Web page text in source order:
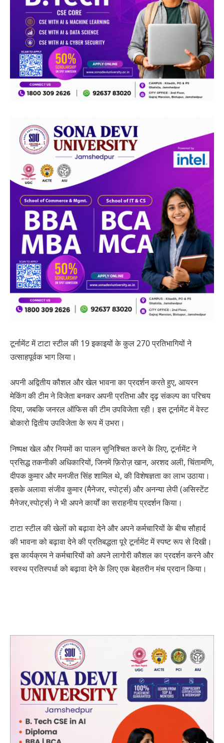
टूर्नामेंट में टाटा स्टील की 19 इकाइयों के कुल 270 प्रतिभागियों ने
उत्साहपूर्वक भाग लिया।
अपनी अद्वितीय कौशल और खेल भावना का प्रदर्शन करते हुए, आयरन
मेकिंग की टीम ने विजेता बनकर अपनी प्रतिभा और दृढ़ संकल्प का परिचय
दिया, जबकि जनरल ऑफिस की टीम उपविजेता रही। इस टूर्नामेंट में वेस्ट
बोकारो द्वितीय उपविजेता के रूप में उभरा।
निष्पक्ष खेल और नियमों का पालन सुनिश्चित करने के लिए, टूर्नामेंट ने
प्रसिद्ध तकनीकी अधिकारियों, जिनमें फ़िरोज़ खान, अरशद अली, चिंतामणि,
दीपक कुमार और मनजीत सिंह शामिल थे, की विशेषज्ञता का लाभ उठाया।
इसके अलावा संजीव कुमार (मैनेजर, स्पोर्ट्स) और अनन्या लेपी (असिस्टेंट
मैनेजर,स्पोर्ट्स) ने भी अपने कार्यों का सराहनीय प्रदर्शन किया।
टाटा स्टील की खेलों को बढ़ावा देने और अपने कर्मचारियों के बीच सौहार्द
की भावना को बढ़ावा देने की प्रतिबद्धता पूरे टूर्नामेंट में स्पष्ट रूप से दिखी।
इस कार्यक्रम ने कर्मचारियों को अपने लागोरी कौशल का प्रदर्शन करने और
स्वस्थ प्रतिस्पर्धा को बढ़ावा देने के लिए एक बेहतरीन मंच प्रदान किया।